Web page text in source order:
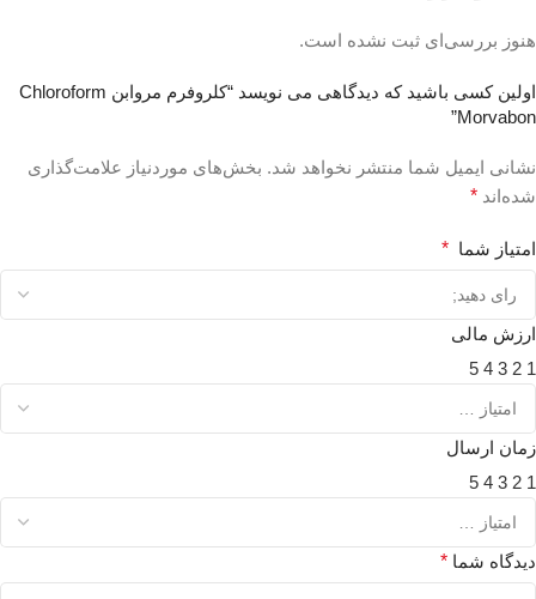
هنوز بررسی‌ای ثبت نشده است.
اولین کسی باشید که دیدگاهی می نویسد “کلروفرم مروابن Chloroform
Morvabon”
نشانی ایمیل شما منتشر نخواهد شد. بخش‌های موردنیاز علامت‌گذاری
شده‌اند *
امتیاز شما *
ارزش مالی
1
2
3
4
5
زمان ارسال
1
2
3
4
5
دیدگاه شما *